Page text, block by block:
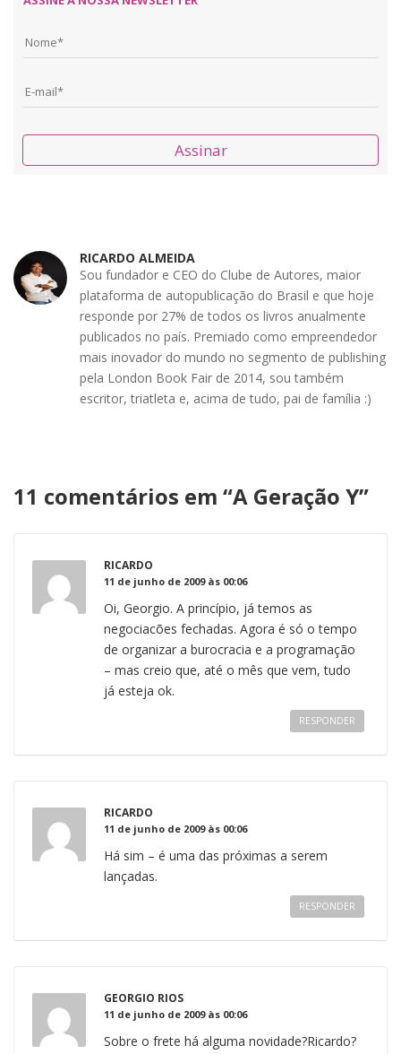
Assinar
RICARDO ALMEIDA
Sou fundador e CEO do Clube de Autores, maior
plataforma de autopublicação do Brasil e que hoje
responde por 27% de todos os livros anualmente
publicados no país. Premiado como empreendedor
mais inovador do mundo no segmento de publishing
pela London Book Fair de 2014, sou também
escritor, triatleta e, acima de tudo, pai de família :)
11 comentários em “A Geração Y”
RICARDO
11 de junho de 2009 às 00:06
Oi, Georgio. A princípio, já temos as
negociacões fechadas. Agora é só o tempo
de organizar a burocracia e a programação
– mas creio que, até o mês que vem, tudo
já esteja ok.
RESPONDER
RICARDO
11 de junho de 2009 às 00:06
Há sim – é uma das próximas a serem
lançadas.
RESPONDER
GEORGIO RIOS
11 de junho de 2009 às 00:06
Sobre o frete há alguma novidade?Ricardo?